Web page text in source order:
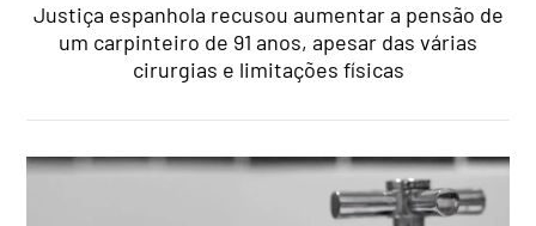
Justiça espanhola recusou aumentar a pensão de
um carpinteiro de 91 anos, apesar das várias
cirurgias e limitações físicas